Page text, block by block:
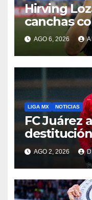
Hirving
canchas
AGO 6, 2026
LIGA MX NOTICIAS
FC Juárez
AGO 2, 2026